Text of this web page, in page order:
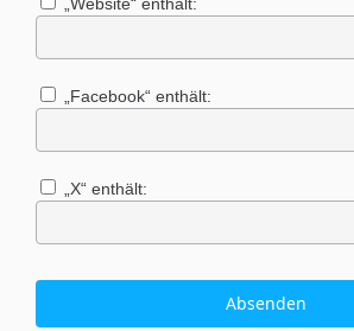
„Facebook“ enthält:
„X“ enthält: